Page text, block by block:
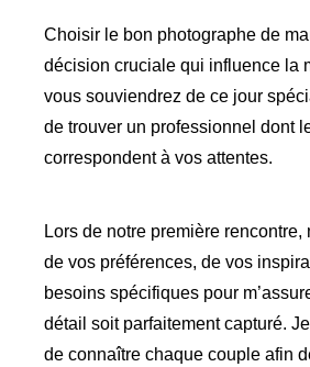
Choisir le bon photographe de
décision cruciale qui influence la
vous souviendrez de ce jour
de trouver un professionnel dont
correspondent à vos attentes.
Lors de notre première
de vos préférences, de vos
besoins spécifiques pour
détail soit parfaitement capturé.
de connaître chaque couple afin